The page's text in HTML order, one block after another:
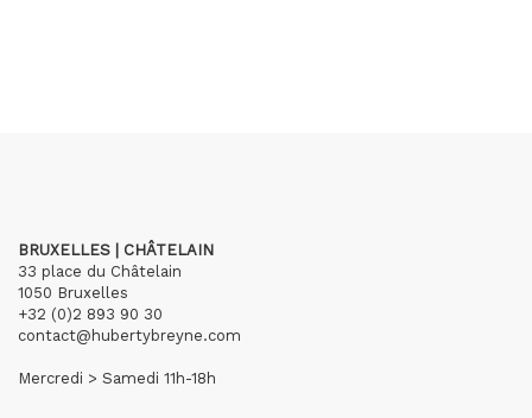
BRUXELLES | CHÂTELAIN
33 place du Châtelain
1050 Bruxelles
+32 (0)2 893 90 30
contact@hubertybreyne.com
Mercredi > Samedi 11h-18h